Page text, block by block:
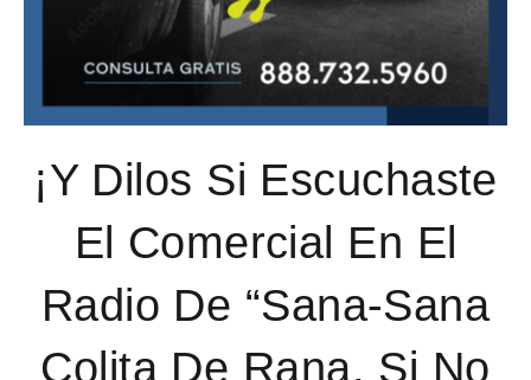
¡Y Dilos Si Escuchaste
El Comercial En El
Radio De “Sana-Sana
Colita De Rana, Si No